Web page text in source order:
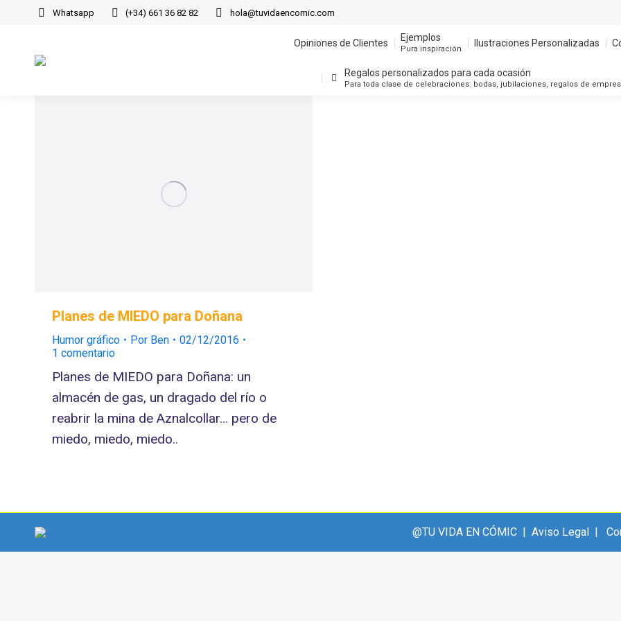
Whatsapp (+34) 661 36 82 82 hola@tuvidaencomic.com
Opiniones de Clientes Ejemplos
Pura inspiración
Ilustraciones Personalizadas
Regalos personalizados para cada ocasión
Para toda clase de celebraciones: bodas, jubilaciones, regalos de
Planes de MIEDO para Doñana
Humor gráfico Por Ben
02/12/2016
1 comentario
Planes de MIEDO para Doñana: un
almacén de gas, un dragado del río o
reabrir la mina de Aznalcollar… pero de
miedo, miedo, miedo..
@TU VIDA EN CÓMIC | Aviso Legal
Opiniones de Clientes
Regalos personalizados para cada ocasión